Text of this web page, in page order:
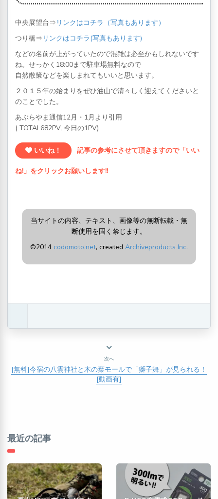
中央展望台⇒ リンクはコチラ（写真もあります）
つり橋⇒ リンクはコチラ(写真もあります)
などの名前が上がっていたので混雑は必至かもしれないです
ね。せっかく18:00まで駐車場無料なので
自然散策などを楽しまれてもいいと思います。
２０１５年の始まりをぜひ油山で清々しく迎えてくださいと
のことでした。
あぶらやま通信12月・1月より引用
( TOTAL682PV, 今日の1PV)
いいね！ 記事の参考にさせて頂きますので「いい
ね!」をクリックお願いします!!
当サイトの内容、テキスト、画像等の無断転載・無
断使用を固く禁じます。
©2014 codomoto.net, created Archiveproducts Inc.
次へ
[無料]今宿の八雲神社と木の葉モールで「獅子舞」が見られる！
[動画有]
最近の記事